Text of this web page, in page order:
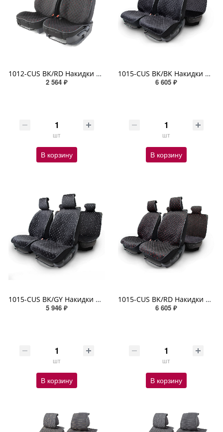
1012-CUS BK/RD Накидки на передние сиденья Car Performance, 2 шт. материал алькантара чёрн./красный
2 564 ₽
шт
В корзину
1015-CUS BK/BK Накидки на весь салон CarPerformance, 5 шт., материал алькантара, чёрный
6 605 ₽
шт
В корзину
1015-CUS BK/GY Накидки на весь салон CarPerformance, 5 шт., материал алькантара, чёрн./серый
5 946 ₽
шт
В корзину
1015-CUS BK/RD Накидки на весь салон CarPerformance, 5 шт., материал алькантара, чёрн./красный
6 605 ₽
шт
В корзину